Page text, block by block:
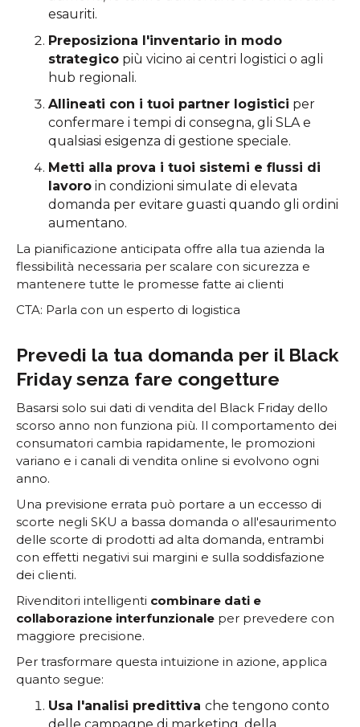
esauriti.
Preposiziona l'inventario in modo
strategico più vicino ai centri logistici o agli
hub regionali.
Allineati con i tuoi partner logistici per
confermare i tempi di consegna, gli SLA e
qualsiasi esigenza di gestione speciale.
Metti alla prova i tuoi sistemi e flussi di
lavoro in condizioni simulate di elevata
domanda per evitare guasti quando gli ordini
aumentano.
La pianificazione anticipata offre alla tua azienda la
flessibilità necessaria per scalare con sicurezza e
mantenere tutte le promesse fatte ai clienti
CTA: Parla con un esperto di logistica
Prevedi la tua domanda per il Black
Friday senza fare congetture
Basarsi solo sui dati di vendita del Black Friday dello
scorso anno non funziona più. Il comportamento dei
consumatori cambia rapidamente, le promozioni
variano e i canali di vendita online si evolvono ogni
anno.
Una previsione errata può portare a un eccesso di
scorte negli SKU a bassa domanda o all'esaurimento
delle scorte di prodotti ad alta domanda, entrambi
con effetti negativi sui margini e sulla soddisfazione
dei clienti.
Rivenditori intelligenti combinare dati e
collaborazione interfunzionale per prevedere con
maggiore precisione.
Per trasformare questa intuizione in azione, applica
quanto segue:
Usa l'analisi predittiva che tengono conto